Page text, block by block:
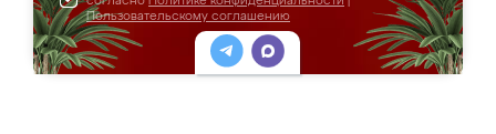
Пользовательскому соглашению